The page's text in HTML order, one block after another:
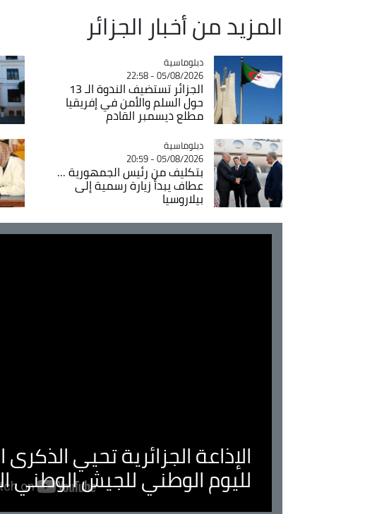
المزيد من أخبار الجزائر
Catégorie
دبلوماسية
05/08/2026 - 22:58
الجزائر تستضيف الندوة الـ 13
حول السلم والأمن في إفريقيا
مطلع ديسمبر القادم
Catégorie
دبلوماسية
05/08/2026 - 20:59
بتكليف من رئيس الجمهورية ...
عطاف يبدأ زيارة رسمية إلى
بيلاروسيا
الإذاعة الجزائرية تحيي
لليوم الوطني للجيش الوطني